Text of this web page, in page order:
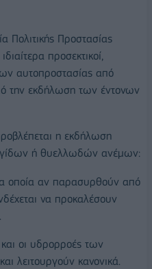
Πολιτικής Προστασίας
προσεκτικοί,
αυτοπροστασίας από
την εκδήλωση των έντονων
η εκδήλωση
ή θυελλωδών ανέμων:
οποία αν παρασυρθούν από
να προκαλέσουν
οι υδρορροές των
λειτουργούν κανονικά.